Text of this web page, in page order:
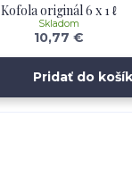
Kofola originál 6 x 1 ℓ
10,77 €
Skladom
Pridať do